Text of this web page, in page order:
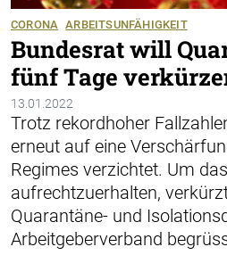
CORONA ARBEITSUNFÄHIGKEIT
Bundesrat will
fünf Tage
13.01.2022
Trotz rekordhoher
erneut auf eine
Regimes verzichtet. Um
aufrechtzuerhalten,
Quarantäne- und
Arbeitgeberverband